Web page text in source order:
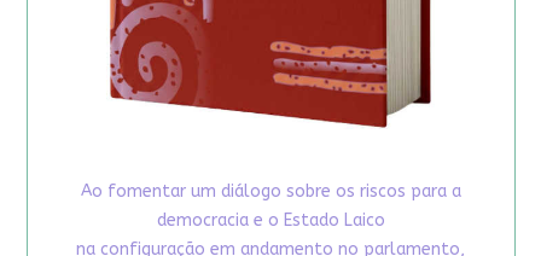
Ao fomentar um diálogo sobre os riscos para a
democracia e o Estado Laico
na configuração em andamento no parlamento,